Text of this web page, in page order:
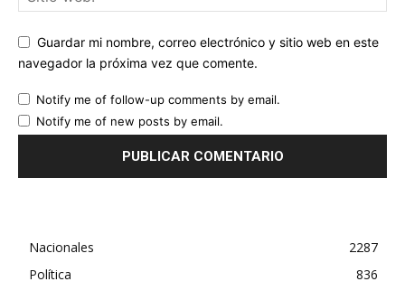
Guardar mi nombre, correo electrónico y sitio web en este
navegador la próxima vez que comente.
Notify me of follow-up comments by email.
Notify me of new posts by email.
Nacionales
2287
Política
836